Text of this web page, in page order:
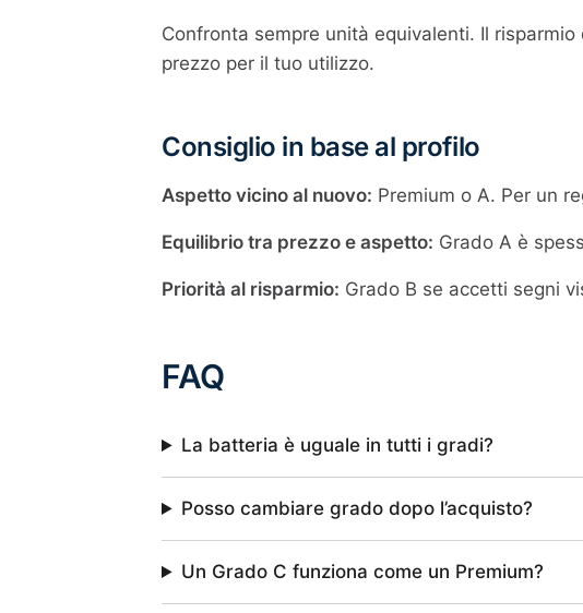
Confronta sempre unità equivalenti. Il
prezzo per il tuo utilizzo.
Consiglio in base al profilo
Aspetto vicino al nuovo: Premium o A. Per un
Equilibrio tra prezzo e aspetto: Grado A è
Priorità al risparmio: Grado B se accetti segni
FAQ
La batteria è uguale in tutti i gradi?
Posso cambiare grado dopo l’acquisto?
Un Grado C funziona come un Premium?